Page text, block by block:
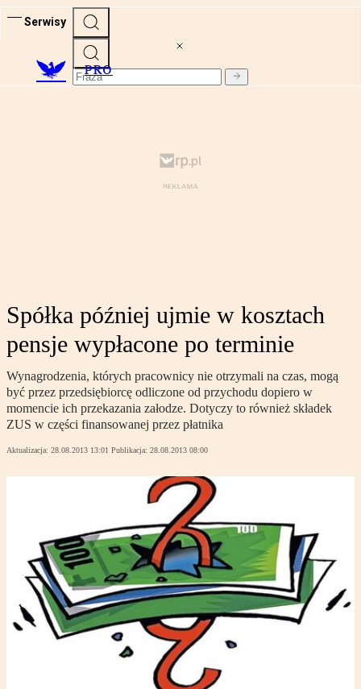
Serwisy
PRO
Spółka później ujmie w kosztach
pensje wypłacone po terminie
Wynagrodzenia, których pracownicy nie otrzymali na czas, mogą
być przez przedsiębiorcę odliczone od przychodu dopiero w
momencie ich przekazania załodze. Dotyczy to również składek
ZUS w części finansowanej przez płatnika
Aktualizacja: 28.08.2013 13:01 Publikacja: 28.08.2013 08:00